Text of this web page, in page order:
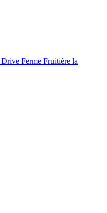
Drive Ferme Fruitière la